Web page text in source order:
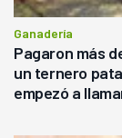
Ganadería
Pagaron más
un ternero
empezó a